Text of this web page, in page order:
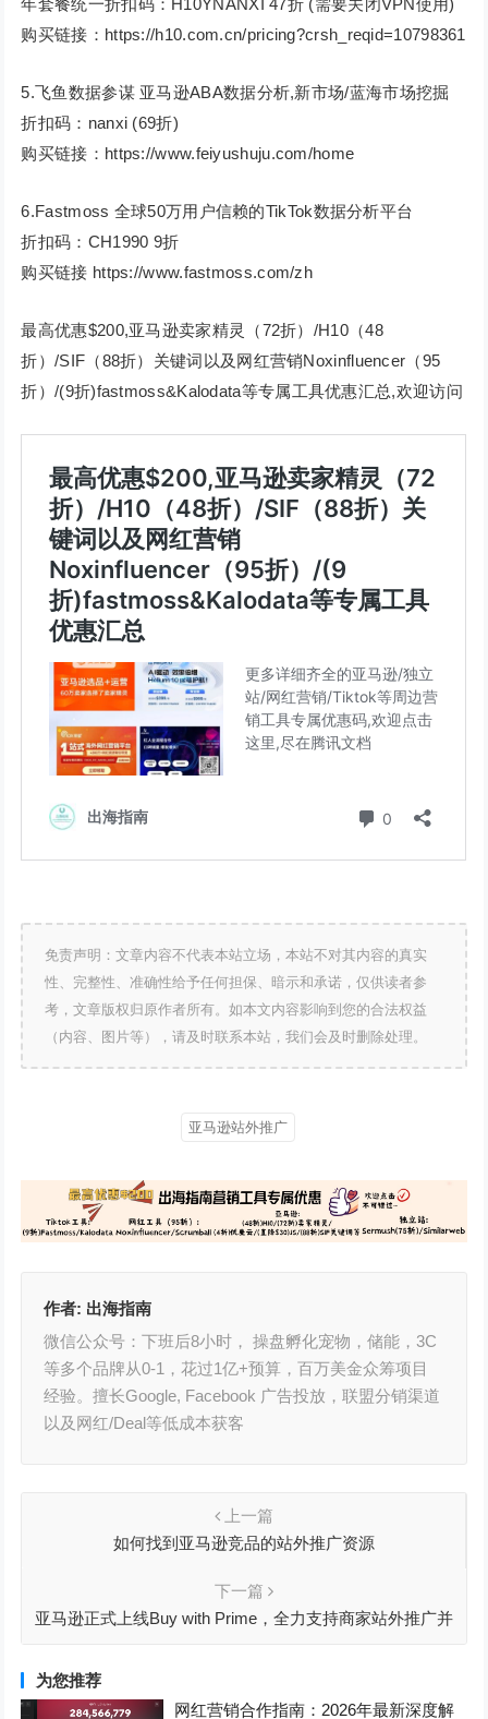
年套餐统一折扣码：H10YNANXI 47折 (需要关闭VPN使用)
购买链接：https://h10.com.cn/pricing?crsh_reqid=10798361
5.飞鱼数据参谋 亚马逊ABA数据分析,新市场/蓝海市场挖掘
折扣码：nanxi (69折)
购买链接：https://www.feiyushuju.com/home
6.Fastmoss 全球50万用户信赖的TikTok数据分析平台
折扣码：CH1990 9折
购买链接 https://www.fastmoss.com/zh
最高优惠$200,亚马逊卖家精灵（72折）/H10（48
折）/SIF（88折）关键词以及网红营销Noxinfluencer（95
折）/(9折)fastmoss&Kalodata等专属工具优惠汇总,欢迎访问
免责声明：文章内容不代表本站立场，本站不对其内容的真实
性、完整性、准确性给予任何担保、暗示和承诺，仅供读者参
考，文章版权归原作者所有。如本文内容影响到您的合法权益
（内容、图片等），请及时联系本站，我们会及时删除处理。
亚马逊站外推广
作者: 出海指南
微信公众号：下班后8小时， 操盘孵化宠物，储能，3C
等多个品牌从0-1，花过1亿+预算，百万美金众筹项目
经验。擅长Google, Facebook 广告投放，联盟分销渠道
以及网红/Deal等低成本获客
上一篇
如何找到亚马逊竞品的站外推广资源
下一篇
亚马逊正式上线Buy with Prime，全力支持商家站外推广并
为您推荐
网红营销合作指南：2026年最新深度解